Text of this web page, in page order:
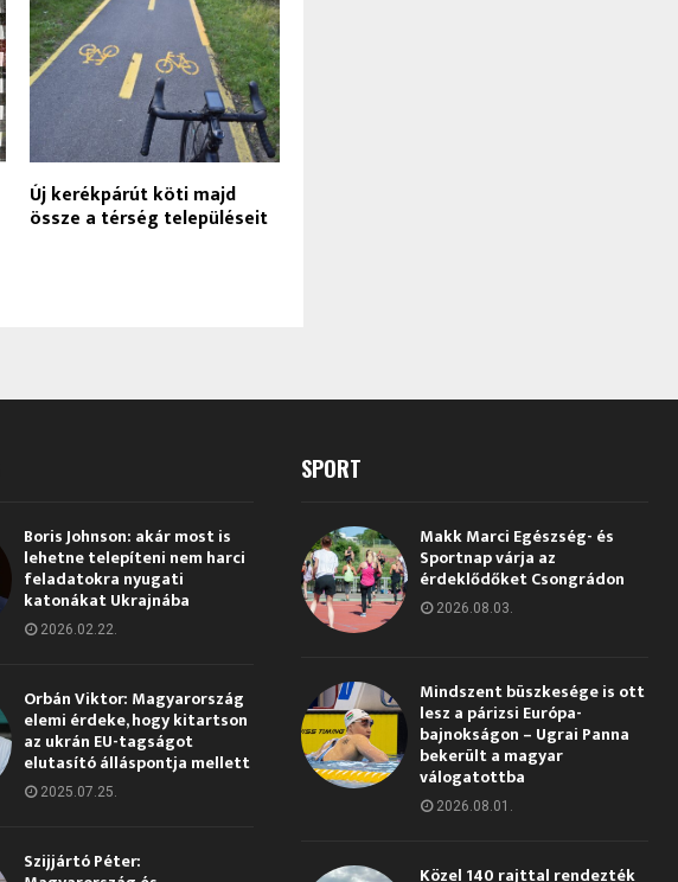
Új kerékpárút köti majd
össze a térség településeit
Boris Johnson: akár most is
lehetne telepíteni nem harci
feladatokra nyugati
katonákat Ukrajnába
2026.02.22.
Orbán Viktor: Magyarország
elemi érdeke, hogy kitartson
az ukrán EU-tagságot
elutasító álláspontja mellett
2025.07.25.
Szijjártó Péter:
SPORT
Makk Marci Egészség- és
Sportnap várja az
érdeklődőket Csongrádon
2026.08.03.
Mindszent büszkesége is ott
lesz a párizsi Európa-
bajnokságon – Ugrai Panna
bekerült a magyar
válogatottba
2026.08.01.
Közel 140 rajttal rendezték